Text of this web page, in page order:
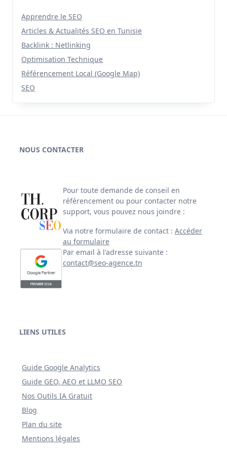
Apprendre le SEO
Articles & Actualités SEO en Tunisie
Backlink : Netlinking
Optimisation Technique
Référencement Local (Google Map)
SEO
NOUS CONTACTER
Pour toute demande de conseil en
référencement ou pour contacter notre
support, vous pouvez nous joindre :
Via notre formulaire de contact : Accéder
au formulaire
Par email à l'adresse suivante :
contact@seo-agence.tn
LIENS UTILES
Guide Google Analytics
Guide GEO, AEO et LLMO SEO
Nos Outils IA Gratuit
Blog
Plan du site
Mentions légales